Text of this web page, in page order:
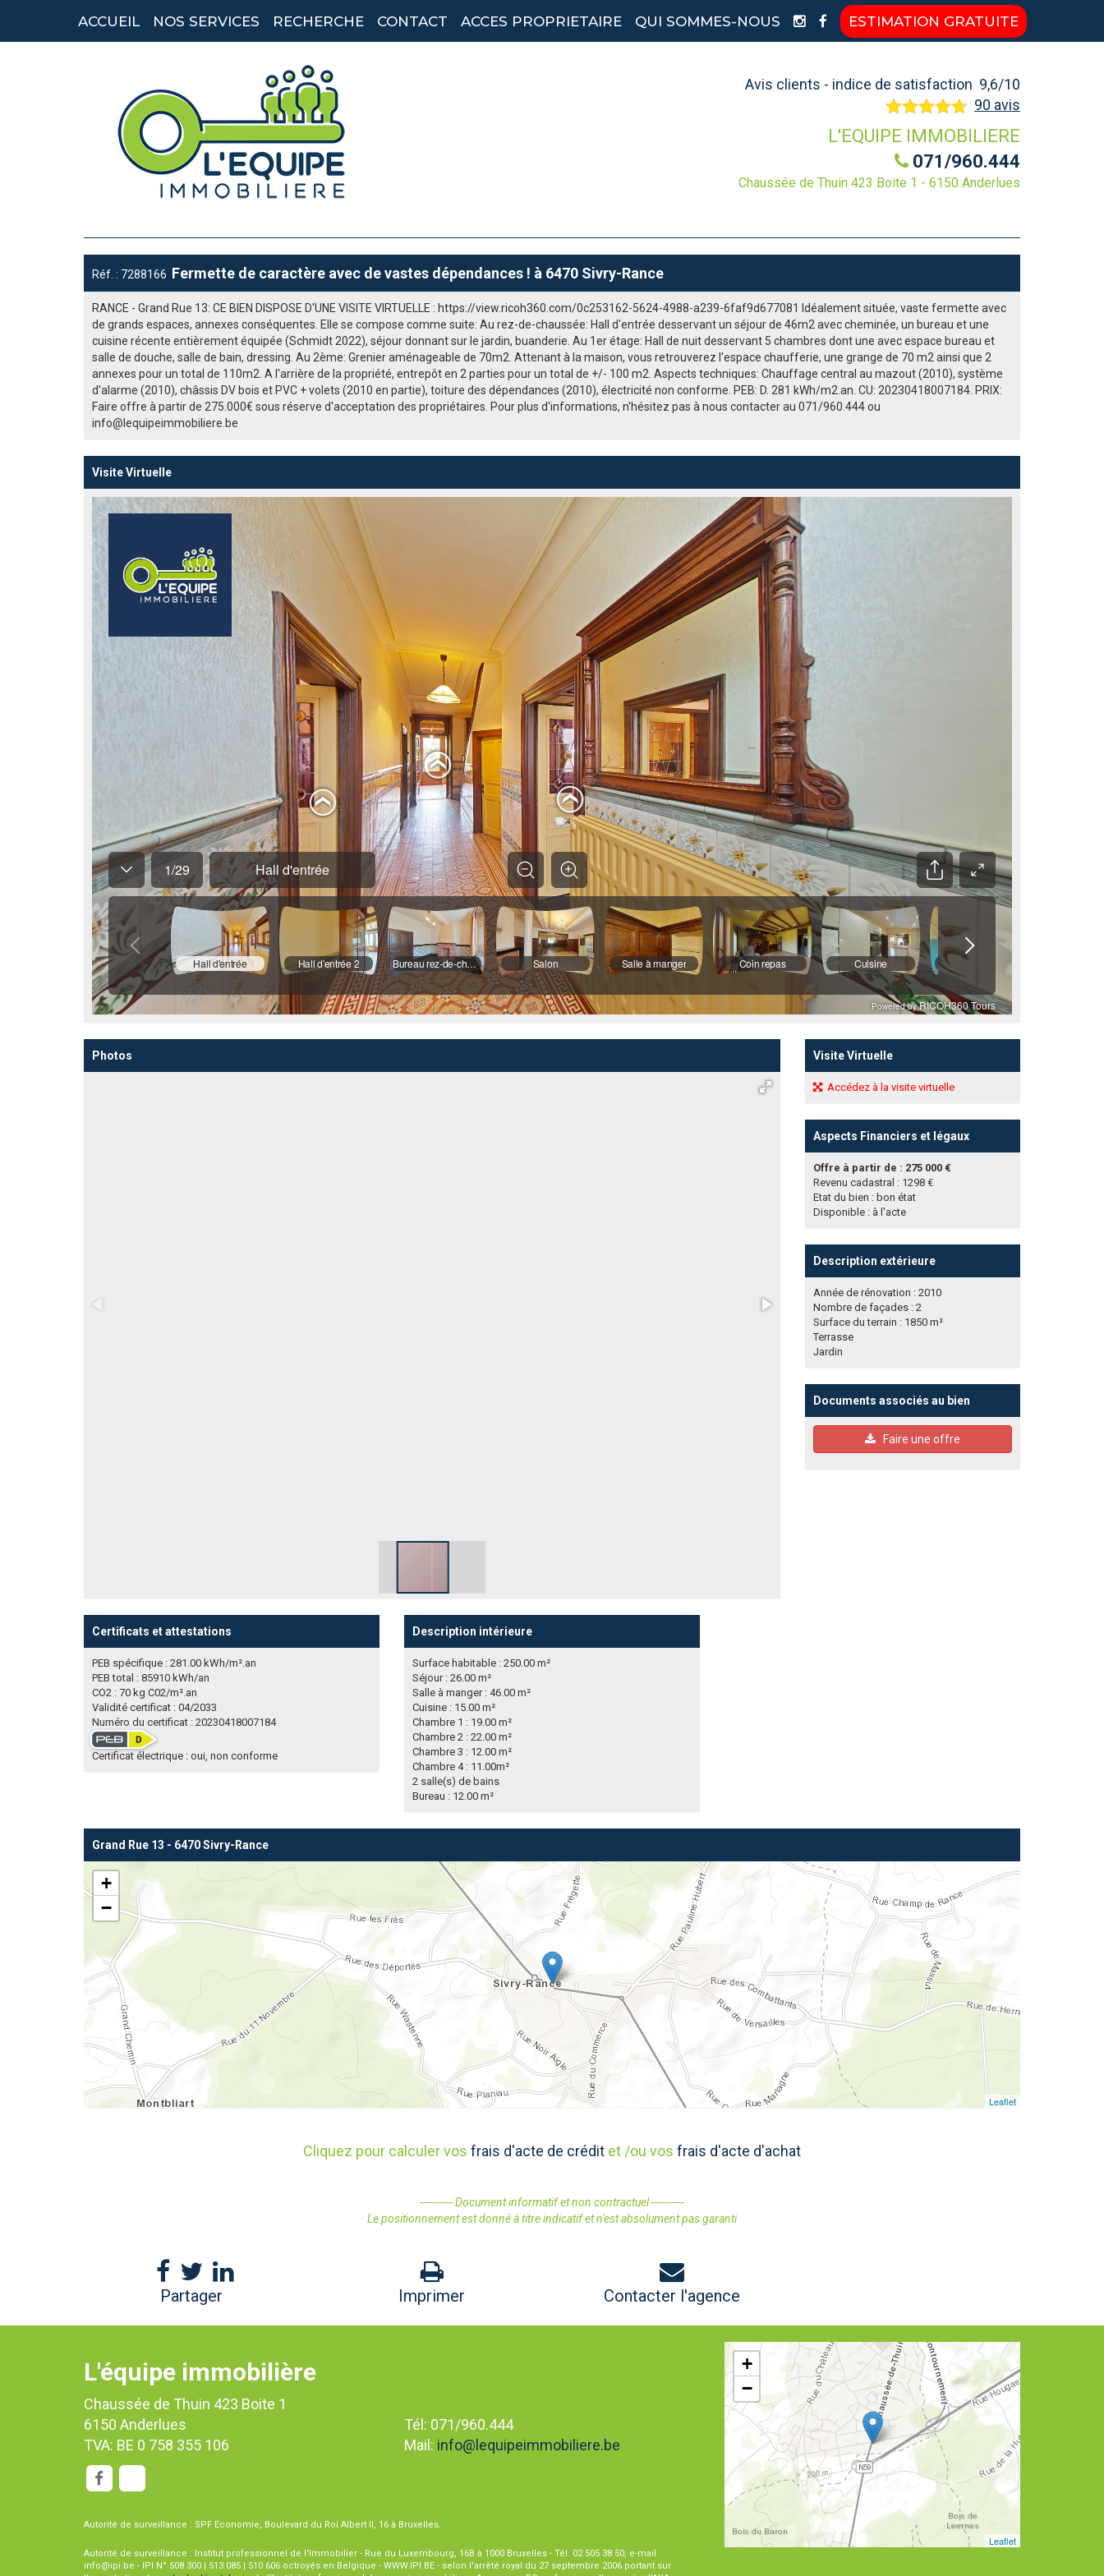
ACCUEIL NOS SERVICES RECHERCHE CONTACT ACCES PROPRIETAIRE QUI SOMMES-NOUS ESTIMATION GRATUITE
Avis clients - indice de satisfaction 9,6/10
90 avis
L'EQUIPE IMMOBILIERE
071/960.444
Chaussée de Thuin 423 Boite 1 - 6150 Anderlues
Réf. : 7288166 Fermette de caractère avec de vastes dépendances ! à 6470 Sivry-Rance
RANCE - Grand Rue 13: CE BIEN DISPOSE D'UNE VISITE VIRTUELLE : https://view.ricoh360.com/0c253162-5624-4988-a239-6faf9d677081 Idéalement située, vaste fermette avec
de grands espaces, annexes conséquentes. Elle se compose comme suite: Au rez-de-chaussée: Hall d'entrée desservant un séjour de 46m2 avec cheminée, un bureau et une
cuisine récente entièrement équipée (Schmidt 2022), séjour donnant sur le jardin, buanderie. Au 1er étage: Hall de nuit desservant 5 chambres dont une avec espace bureau et
salle de douche, salle de bain, dressing. Au 2ème: Grenier aménageable de 70m2. Attenant à la maison, vous retrouverez l'espace chaufferie, une grange de 70 m2 ainsi que 2
annexes pour un total de 110m2. A l'arrière de la propriété, entrepôt en 2 parties pour un total de +/- 100 m2. Aspects techniques: Chauffage central au mazout (2010), système
d'alarme (2010), châssis DV bois et PVC + volets (2010 en partie), toiture des dépendances (2010), électricité non conforme. PEB: D. 281 kWh/m2.an. CU: 20230418007184. PRIX:
Faire offre à partir de 275.000€ sous réserve d'acceptation des propriétaires. Pour plus d'informations, n'hésitez pas à nous contacter au 071/960.444 ou
info@lequipeimmobiliere.be
Visite Virtuelle
Photos Visite Virtuelle
Accédez à la visite virtuelle
Aspects Financiers et légaux
Offre à partir de : 275 000 €
Revenu cadastral : 1298 €
Etat du bien : bon état
Disponible : à l'acte
Description extérieure
Année de rénovation : 2010
Nombre de façades : 2
Surface du terrain : 1850 m²
Terrasse
Jardin
Documents associés au bien
Faire une offre
Certificats et attestations
PEB spécifique : 281.00 kWh/m².an
PEB total : 85910 kWh/an
CO2 : 70 kg C02/m².an
Validité certificat : 04/2033
Numéro du certificat : 20230418007184
Certificat électrique : oui, non conforme
Description intérieure
Surface habitable : 250.00 m²
Séjour : 26.00 m²
Salle à manger : 46.00 m²
Cuisine : 15.00 m²
Chambre 1 : 19.00 m²
Chambre 2 : 22.00 m²
Chambre 3 : 12.00 m²
Chambre 4 : 11.00m²
2 salle(s) de bains
Bureau : 12.00 m²
Grand Rue 13 - 6470 Sivry-Rance
+
−
Leaflet
Cliquez pour calculer vos frais d'acte de crédit et /ou vos frais d'acte d'achat
---------- Document informatif et non contractuel ----------
Le positionnement est donné à titre indicatif et n'est absolument pas garanti
Partager Imprimer Contacter l'agence
L'équipe immobilière
Chaussée de Thuin 423 Boite 1
6150 Anderlues
TVA: BE 0 758 355 106
Tél: 071/960.444
Mail: info@lequipeimmobiliere.be
Autorité de surveillance : SPF Economie, Boulevard du Roi Albert II, 16 à Bruxelles.
Autorité de surveillance : Institut professionnel de l'Immobilier - Rue du Luxembourg, 16B à 1000 Bruxelles - Tél. 02 505 38 50, e-mail
info@ipi.be - IPI N° 508 300 | 513 085 | 510 606 octroyés en Belgique - WWW.IPI.BE - selon l'arrêté royal du 27 septembre 2006 portant sur
+
−
Leaflet